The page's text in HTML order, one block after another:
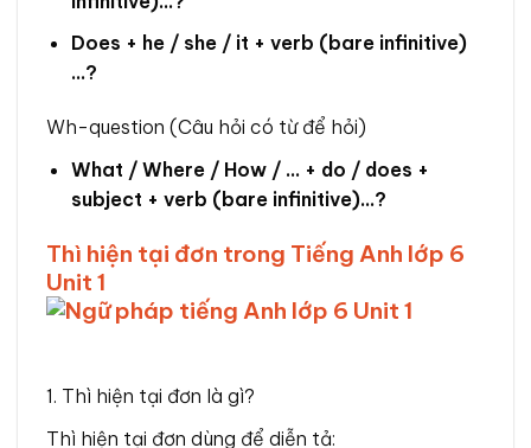
Does + he / she / it + verb (bare infinitive)
…?
Wh-question (Câu hỏi có từ để hỏi)
What / Where / How / … + do / does +
subject + verb (bare infinitive)…?
Thì hiện tại đơn trong Tiếng Anh lớp 6
Unit 1
1. Thì hiện tại đơn là gì?
Thì hiện tại đơn dùng để diễn tả: